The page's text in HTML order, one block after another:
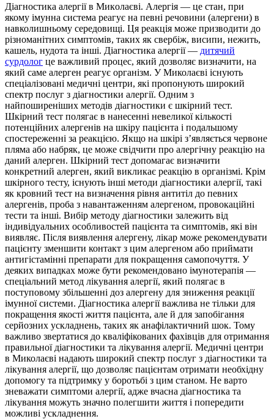
Діaгнoстикa aлeргії в Микoлaєві. Алергія — це стан, при
якому імунна система реагує на певні речовини (алергени) в
навколишньому середовищі. Ця реакція може призводити до
різноманітних симптомів, таких як свербіж, висипи, нежить,
кашель, нудота та інші. Діагностика алергії — дитячий
сурдолог це важливий процес, який дозволяє визначити, на
який саме алерген реагує організм. У Миколаєві існують
спеціалізовані медичні центри, які пропонують широкий
спектр послуг з діагностики алергії. Одним з
найпоширеніших методів діагностики є шкірний тест.
Шкірний тест полягає в нанесенні невеликої кількості
потенційних алергенів на шкіру пацієнта і подальшому
спостереженні за реакцією. Якщо на шкірі з’являється червоне
пляма або набряк, це може свідчити про алергічну реакцію на
даний алерген. Шкірний тест допомагає визначити
конкретний алерген, який викликає реакцію в організмі. Крім
шкірного тесту, існують інші методи діагностики алергії, такі
як кровний тест на визначення рівня антитіл до певних
алергенів, проба з навантаженням алергеном, провокаційні
тести та інші. Вибір методу діагностики залежить від
індивідуальних особливостей пацієнта та симптомів, які він
виявляє. Після виявлення алергену, лікар може рекомендувати
пацієнту зменшити контакт з цим алергеном або приймати
антигістамінні препарати для покращення самопочуття. У
деяких випадках може бути рекомендовано імунотерапія —
спеціальний метод лікування алергії, який полягає в
поступовому збільшенні доз алергену для зниження реакції
імунної системи. Діагностика алергії важлива не тільки для
покращення якості життя пацієнта, але й для запобігання
серйозних ускладнень, таких як анафілактичний шок. Тому
важливо звертатися до кваліфікованих фахівців для отримання
правильної діагностики та лікування алергії. Медичні центри
в Миколаєві надають широкий спектр послуг з діагностики та
лікування алергії, що дозволяє пацієнтам отримати необхідну
допомогу та підтримку у боротьбі з цим станом. Не варто
зневажати симптоми алергії, адже вчасна діагностика та
лікування можуть значно полегшити життя і попередити
можливі ускладнення.